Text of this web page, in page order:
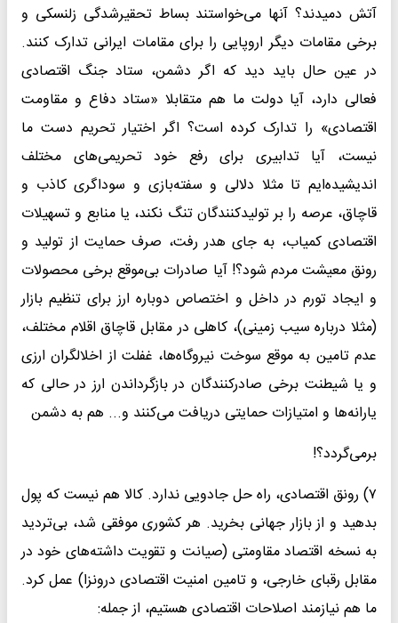
آتش دمیدند؟ آنها می‌خواستند بساط تحقیرشدگی زلنسکی و
برخی مقامات دیگر اروپایی را برای مقامات ایرانی تدارک کنند.
در عین حال باید دید که اگر دشمن، ستاد جنگ اقتصادی
فعالی دارد، آیا دولت ما هم متقابلا «ستاد دفاع و مقاومت
اقتصادی» را تدارک کرده است؟ اگر اختیار تحریم دست ما
نیست، آیا تدابیری برای رفع خود تحریمی‌های مختلف
اندیشیده‌ایم تا مثلا دلالی و سفته‌بازی و سوداگری کاذب و
قاچاق، عرصه را بر تولیدکنندگان تنگ نکند، یا منابع و تسهیلات
اقتصادی کمیاب، به جای هدر رفت، صرف حمایت از تولید و
رونق معیشت مردم شود؟! آیا صادرات بی‌موقع برخی محصولات
و ایجاد تورم در داخل و اختصاص دوباره ارز برای تنظیم بازار
(مثلا درباره سیب زمینی)، کاهلی در مقابل قاچاق اقلام مختلف،
عدم تامین به موقع سوخت نیروگاه‌ها، غفلت از اخلالگران ارزی
و یا شیطنت برخی صادرکنندگان در بازگرداندن ارز در حالی که
یارانه‌ها و امتیازات حمایتی دریافت می‌کنند و... هم به دشمن
برمی‌گردد؟!
۷) رونق اقتصادی، راه‌ حل جادویی ندارد. کالا هم نیست که پول
بدهید و از بازار جهانی بخرید. هر کشوری موفقی شد، بی‌‌تردید
به نسخه اقتصاد مقاومتی (صیانت و تقویت داشته‌‌های خود در
مقابل رقبای خارجی، و تامین امنیت اقتصادی درونزا) عمل کرد.
ما هم نیازمند اصلاحات اقتصادی هستیم، از جمله: